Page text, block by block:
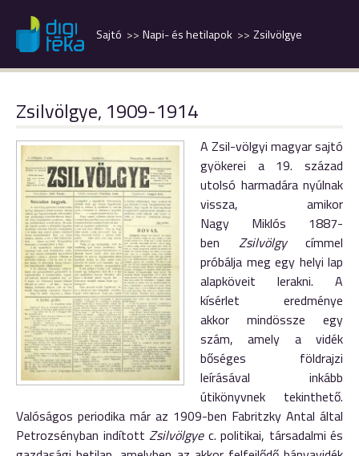
Zsilvölgye
Napi- és hetilapok
Sajtó
Zsilvölgye, 1909-1914
A Zsil-völgyi magyar sajtó
gyökerei a 19. század
utolsó harmadára nyúlnak
vissza, amikor
Nagy Miklós 1887-
ben Zsilvölgycímmel
próbálja meg egy helyi lap
alapköveit lerakni. A
kísérlet eredménye
akkor mindössze egy
szám, amely a vidék
bőséges földrajzi
leírásával inkább
útikönyvnek tekinthető.
Valóságos periodika már az 1909-ben Fabritzky Antal által
Petrozsényban indított Zsilvölgyec. politikai, társadalmi és